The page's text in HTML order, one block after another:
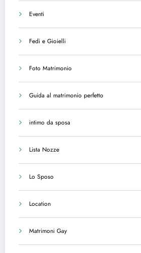
Eventi
Fedi e Gioielli
Foto Matrimonio
Guida al matrimonio perfetto
intimo da sposa
Lista Nozze
Lo Sposo
Location
Matrimoni Gay